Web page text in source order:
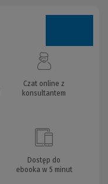
Czat online z
konsultantem
Dostęp do
ebooka w 5 minut